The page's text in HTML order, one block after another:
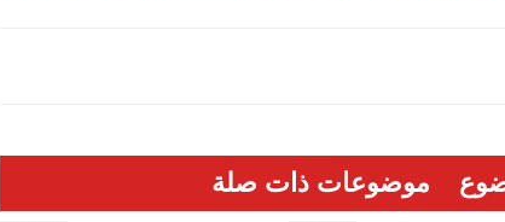
موضوعات ذات صلة